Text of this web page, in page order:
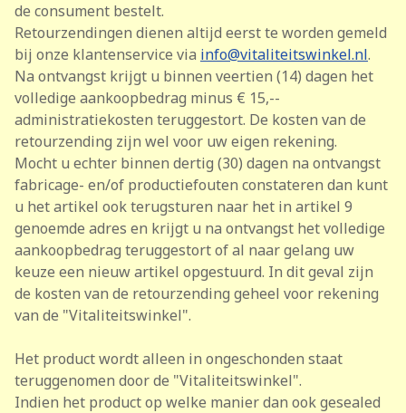
de consument bestelt.
Retourzendingen dienen altijd eerst te worden gemeld
bij onze klantenservice via info@vitaliteitswinkel.nl.
Na ontvangst krijgt u binnen veertien (14) dagen het
volledige aankoopbedrag minus € 15,--
administratiekosten teruggestort. De kosten van de
retourzending zijn wel voor uw eigen rekening.
Mocht u echter binnen dertig (30) dagen na ontvangst
fabricage- en/of productiefouten constateren dan kunt
u het artikel ook terugsturen naar het in artikel 9
genoemde adres en krijgt u na ontvangst het volledige
aankoopbedrag teruggestort of al naar gelang uw
keuze een nieuw artikel opgestuurd. In dit geval zijn
de kosten van de retourzending geheel voor rekening
van de "Vitaliteitswinkel".
Het product wordt alleen in ongeschonden staat
teruggenomen door de "Vitaliteitswinkel".
Indien het product op welke manier dan ook gesealed